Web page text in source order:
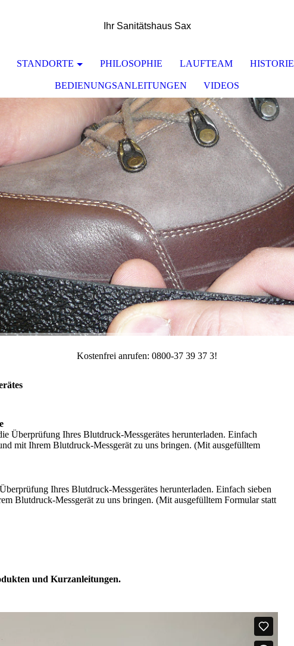
Ihr Sanitätshaus Sax
STANDORTE PHILOSOPHIE LAUFTEAM HISTORIE
BEDIENUNGSANLEITUNGEN VIDEOS
Kostenfrei anrufen: 0800-37 39 37 3!
Überprüfung Ihres Blutdruck-Messgerätes herunterladen. Einfach
mit Ihrem Blutdruck-Messgerät zu uns bringen. (Mit ausgefülltem
Ihres Blutdruck-Messgerätes herunterladen. Einfach sieben
Blutdruck-Messgerät zu uns bringen. (Mit ausgefülltem Formular statt
und Kurzanleitungen.